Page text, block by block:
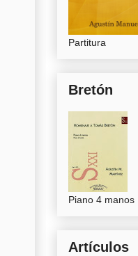
Partitura
Bretón
Piano 4 manos
Artículos